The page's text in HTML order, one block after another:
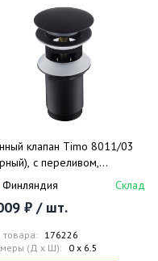
клапан Timo 8011/03
с переливом,
Финляндия Склад
₽ / шт.
товара: 176226
(Д x Ш):
0 x 6.5